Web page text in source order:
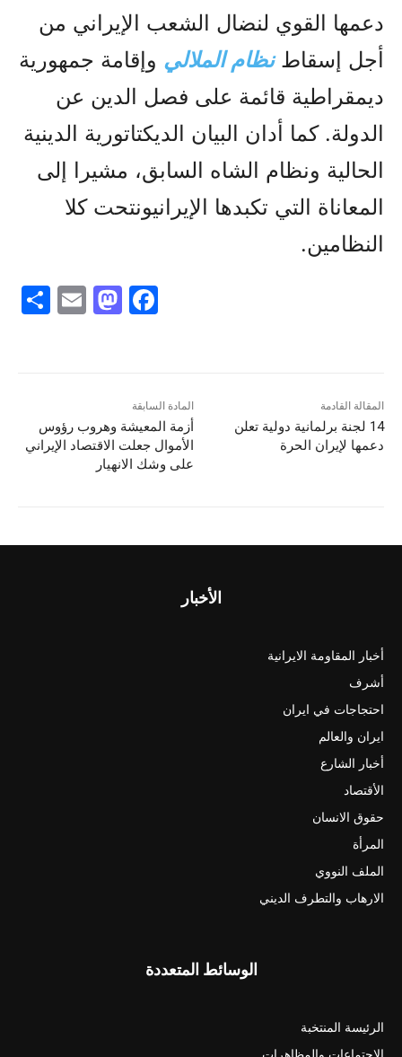
دعمها القوي لنضال الشعب الإيراني من
أجل إسقاطنظام الملالي وإقامة جمهورية
ديمقراطية قائمة على فصل الدين عن
الدولة. كما أدان البيان الديكتاتورية الدينية
الحالية ونظام الشاه السابق، مشيرا إلى
المعاناة التي تكبدها الإيرانيونتحت كلا
النظامين.
F
o
o
M
d
o
E
المادة السابقة
أزمة المعيشة وهروب رؤوس
الأموال جعلت الاقتصاد الإيراني
على وشك الانهيار
المقالة القادمة
14 لجنة برلمانية دولية تعلن
دعمها لإيران الحرة
الأخبار
أخبار المقاومة الايرانية
أشرف
احتجاجات في ايران
ايران والعالم
أخبار الشارع
الأقتصاد
حقوق الانسان
المرأة
الملف النووي
الارهاب والتطرف الديني
الوسائط المتعددة
الرئيسة المنتخبة